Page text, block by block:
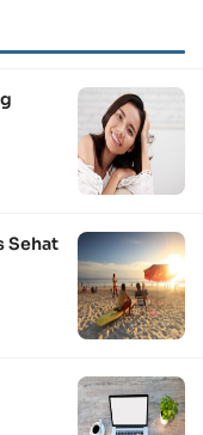
Sehat